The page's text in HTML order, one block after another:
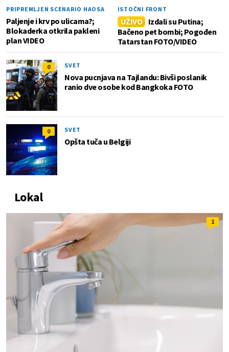
PRIPREMLJEN SCENARIO HAOSA
Paljenje i krv po ulicama?;
Blokaderka otkrila pakleni
plan VIDEO
ISTOČNI FRONT
UŽIVO
Izdali su Putina;
Bačeno pet bombi; Pogođen
Tatarstan FOTO/VIDEO
0 SVET
Nova pucnjava na Tajlandu: Bivši poslanik
ranio dve osobe kod Bangkoka FOTO
0 SVET
Opšta tuča u Belgiji
Lokal
1